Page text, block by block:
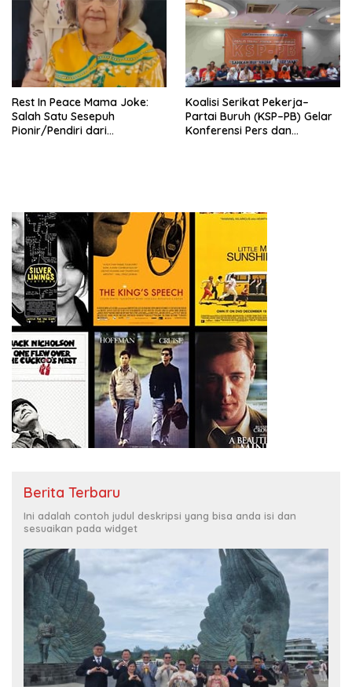
Tema: “Penguatan dan
Pengembangan Organisasi
KBI yang Berbasis Riset di
seluruh Indonesia dan
Mancanegara”.
Rest In Peace Mama Joke:
Salah Satu Sesepuh
Pionir/Pendiri dari
Koalisi Serikat Pekerja–
Partai Buruh (KSP–PB) Gelar
Konferensi Pers dan
Berita Terbaru
Ini adalah contoh judul deskripsi yang bisa anda isi dan
sesuaikan pada widget